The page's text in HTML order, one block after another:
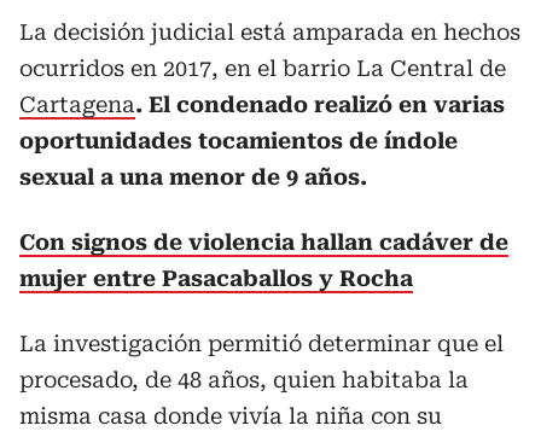
La decisión judicial está amparada en hechos
ocurridos en 2017, en el barrio La Central de
Cartagena. El condenado realizó en varias
oportunidades tocamientos de índole
sexual a una menor de 9 años.
Con signos de violencia hallan cadáver de
mujer entre Pasacaballos y Rocha
La investigación permitió determinar que el
procesado, de 48 años, quien habitaba la
misma casa donde vivía la niña con su